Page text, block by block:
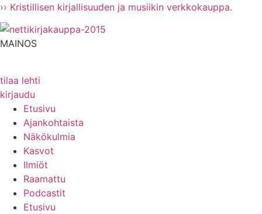
Mene
sisältöön
›› Kristillisen kirjallisuuden ja musiikin verkkokauppa.
MAINOS
tilaa lehti
kirjaudu
Etusivu
Ajankohtaista
Näkökulmia
Kasvot
Ilmiöt
Raamattu
Podcastit
Etusivu